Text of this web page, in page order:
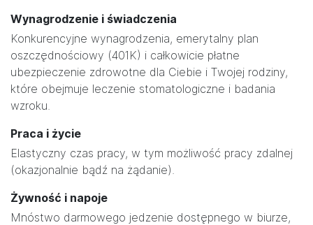
Wynagrodzenie i świadczenia
Konkurencyjne wynagrodzenia, emerytalny plan
oszczędnościowy (401K) i całkowicie płatne
ubezpieczenie zdrowotne dla Ciebie i Twojej rodziny,
które obejmuje leczenie stomatologiczne i badania
wzroku.
Praca i życie
Elastyczny czas pracy, w tym możliwość pracy zdalnej
(okazjonalnie bądź na żądanie).
Żywność i napoje
Mnóstwo darmowego jedzenie dostępnego w biurze,